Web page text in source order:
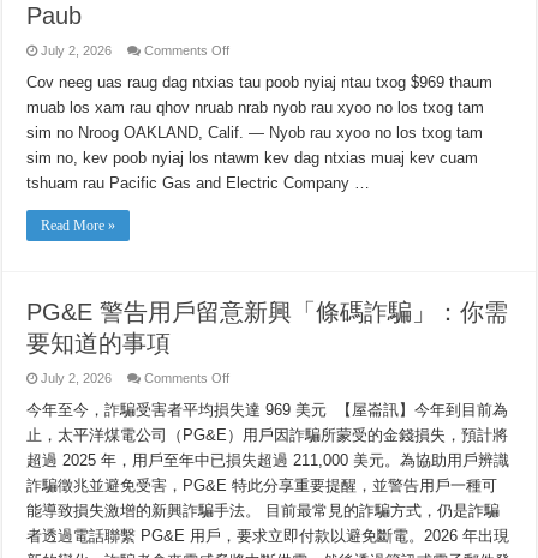
항
Paub
July 2, 2026 Comments Offon
Ceeb
Toom
Rau
Neeg
Hluav
Taws
Xob
Uas
Muaj
Ntawm
Yog
Koj
Yuav
Tau
Paub
Cov neeg uas raug dag ntxias tau poob nyiaj ntau txog $969 thaum
muab los xam rau qhov nruab nrab nyob rau xyoo no los txog tam
sim no Nroog OAKLAND, Calif. — Nyob rau xyoo no los txog tam
sim no, kev poob nyiaj los ntawm kev dag ntxias muaj kev cuam
tshuam rau Pacific Gas and Electric Company …
Read More »
PG&E 警告用戶留意新興「條碼詐騙」：你需
要知道的事項
July 2, 2026 Comments Offon
警
用
戶
留
意
新
興
「條
今年至今，詐騙受害者平均損失達 969 美元 【屋崙訊】今年到目前為
止，太平洋煤電公司（PG&E）用戶因詐騙所蒙受的金錢損失，預計將
超過 2025 年，用戶至年中已損失超過 211,000 美元。為協助用戶辨識
詐騙徵兆並避免受害，PG&E 特此分享重要提醒，並警告用戶一種可
能導致損失激增的新興詐騙手法。 目前最常見的詐騙方式，仍是詐騙
者透過電話聯繫 PG&E 用戶，要求立即付款以避免斷電。2026 年出現